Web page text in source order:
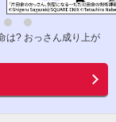
は? おっさん成り上が